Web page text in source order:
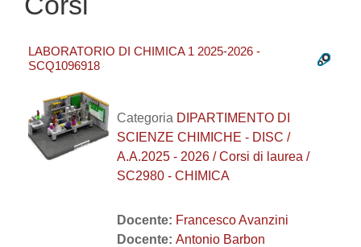
LABORATORIO DI CHIMICA 1 2025-2026 -
SCQ1096918
Categoria DIPARTIMENTO DI
SCIENZE CHIMICHE - DISC /
A.A.2025 - 2026 / Corsi di laurea /
SC2980 - CHIMICA
Docente: Francesco Avanzini
Docente: Antonio Barbon